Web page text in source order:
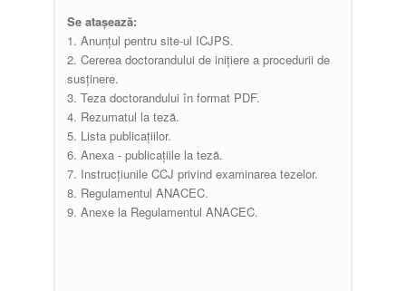
Se atașează:
1. Anunțul pentru site-ul ICJPS.
2. Cererea doctorandului de inițiere a procedurii de
susținere.
3. Teza doctorandului în format PDF.
4. Rezumatul la teză.
5. Lista publicațiilor.
6. Anexa - publicațiile la teză.
7. Instrucțiunile CCJ privind examinarea tezelor.
8. Regulamentul ANACEC.
9. Anexe la Regulamentul ANACEC.